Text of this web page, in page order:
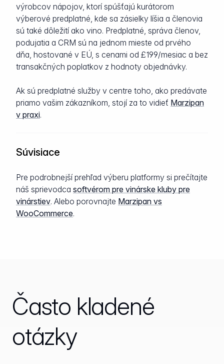
výrobcov nápojov, ktorí spúšťajú kurátorom
výberové predplatné, kde sa zásielky líšia a členovia
sú také dôležití ako vino. Predplatné, správa členov,
podujatia a CRM sú na jednom mieste od prvého
dňa, hostované v EÚ, s cenami od £199/mesiac a bez
transakčných poplatkov z hodnoty objednávky.
Ak sú predplatné služby v centre toho, ako predávate
priamo vašim zákazníkom, stojí za to vidieť Marzipan
v praxi.
Súvisiace
Pre podrobnejší prehľad výberu platformy si prečítajte
náš sprievodca softvérom pre vinárske kluby pre
vinárstiev. Alebo porovnajte Marzipan vs
WooCommerce.
Často kladené
otázky